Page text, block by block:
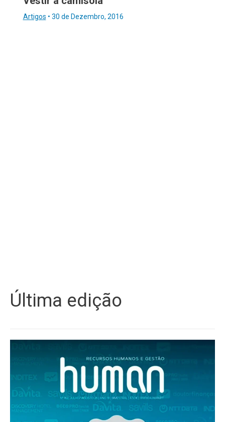
Artigos • 30 de Dezembro, 2016
Última edição